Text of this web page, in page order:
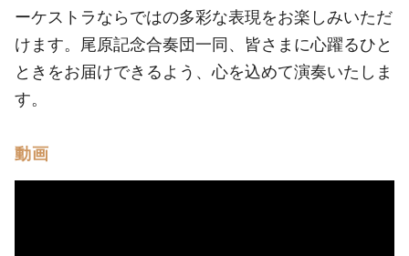
ーケストラならではの多彩な表現をお楽しみいただ
けます。尾原記念合奏団一同、皆さまに心躍るひと
ときをお届けできるよう、心を込めて演奏いたしま
す。
動画